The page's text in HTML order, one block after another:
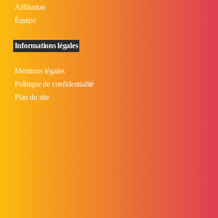
Affiliation
Équipe
Informations légales
Mentions légales
Politique de confidentialité
Plan du site